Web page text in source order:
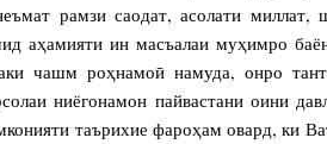
рамзи саодат, асолати
аҳамияти ин масъалаи муҳимро
чашм роҳнамоӣ намуда, онро
ниёгонамон пайвастани оини
таърихие фароҳам овард, ки